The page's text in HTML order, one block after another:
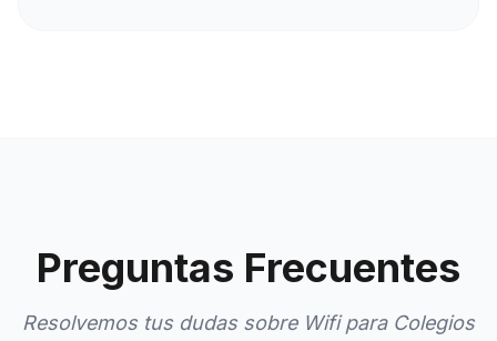
Preguntas Frecuentes
Resolvemos tus dudas sobre Wifi para Colegios